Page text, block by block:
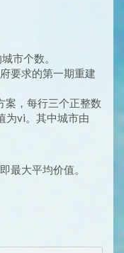
市个数。
要求的第一期重建
案，每行三个正整数
为vi。其中城市由
最大平均价值。